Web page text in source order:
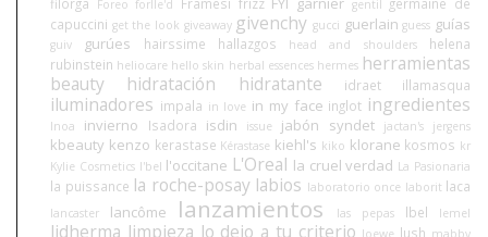
Foreo forlle'd gentil
capuccini get the look giveaway givenchy gucci guerlain guess guías
guiv gurúes hairssime hallazgos head and shoulders
helena
rubinstein heliocare hello skin herbal essences hermes herramientas
beauty
hidratación hidratante idraet illamasqua
iluminadores impala in love in my face inglot ingredientes
Inoa invierno Isadora isdin issue jabón syndet jactan's jergens
kbeauty kenzo kerastase Kérastase kiehl's kiko klorane kosmos kr
Kylie Cosmetics l'bel l'occitane L'Oreal la cruel verdad La Pasionaria
la puissance la roche-posay labios laboratorio once laborit laca
lancaster lancôme lanzamientos las pepas lbel lemel
lidherma limpieza lo dejo a tu criterio loewe lush mabby